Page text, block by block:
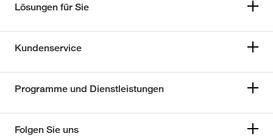
Lösungen für Sie
Kundenservice
Programme und Dienstleistungen
Folgen Sie uns